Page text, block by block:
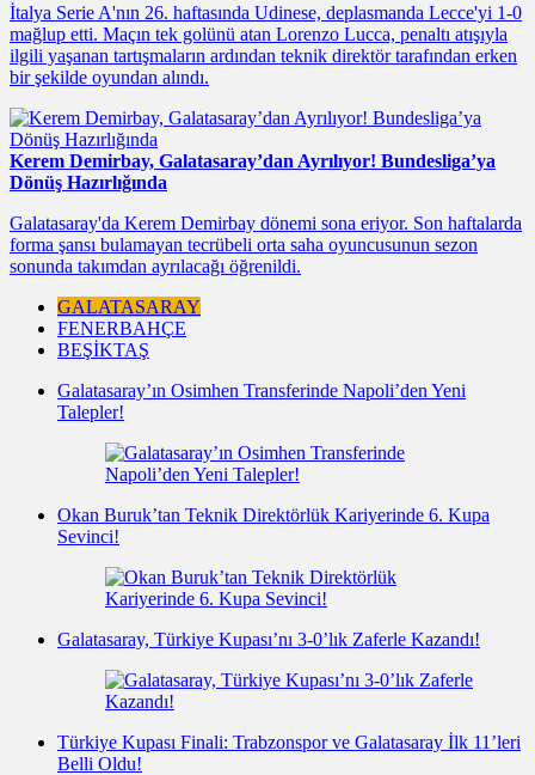
İtalya Serie A'nın 26. haftasında Udinese, deplasmanda Lecce'yi 1-0
mağlup etti. Maçın tek golünü atan Lorenzo Lucca, penaltı atışıyla
ilgili yaşanan tartışmaların ardından teknik direktör tarafından erken
bir şekilde oyundan alındı.
Kerem Demirbay, Galatasaray’dan Ayrılıyor! Bundesliga’ya
Dönüş Hazırlığında
Galatasaray'da Kerem Demirbay dönemi sona eriyor. Son haftalarda
forma şansı bulamayan tecrübeli orta saha oyuncusunun sezon
sonunda takımdan ayrılacağı öğrenildi.
GALATASARAY
FENERBAHÇE
BEŞIKTAŞ
Galatasaray’ın Osimhen Transferinde Napoli’den Yeni
Talepler!
Okan Buruk’tan Teknik Direktörlük Kariyerinde 6. Kupa
Sevinci!
Galatasaray, Türkiye Kupası’nı 3-0’lık Zaferle Kazandı!
Türkiye Kupası Finali: Trabzonspor ve Galatasaray İlk 11’leri
Belli Oldu!